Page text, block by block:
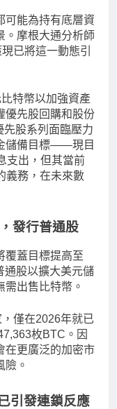
可能為持有底層資
。摩根大通分析師
已將這一動態引
特幣以加強資產
優先股回購和股份
先股系列面臨壓力
儲備目標——現目
支出，但其當前
義務，在未來數
發行普通股
覆蓋目標提高至
通股以擴大美元儲
出售比特幣。
僅在2026年就已
枚BTC。因
在更廣泛的加密市
險。
引發連鎖反應